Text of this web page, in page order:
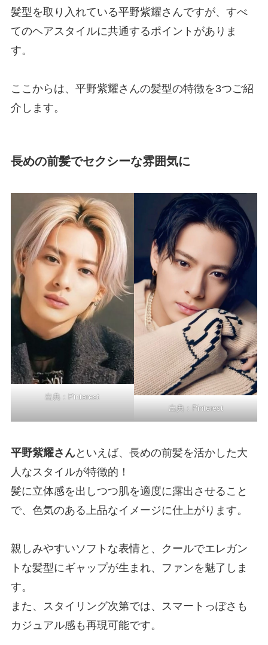
髪型を取り入れている平野紫耀さんですが、すべ
てのヘアスタイルに共通するポイントがありま
す。
ここからは、平野紫耀さんの髪型の特徴を3つご紹
介します。
長めの前髪でセクシーな雰囲気に
出典： Pinterest
出典： Pinterest
平野紫耀さんといえば、長めの前髪を活かした大
人なスタイルが特徴的！
髪に立体感を出しつつ肌を適度に露出させること
で、色気のある上品なイメージに仕上がります。
親しみやすいソフトな表情と、クールでエレガン
トな髪型にギャップが生まれ、ファンを魅了しま
す。
また、スタイリング次第では、スマートっぽさも
カジュアル感も再現可能です。